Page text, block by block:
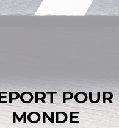
POUR
MONDE